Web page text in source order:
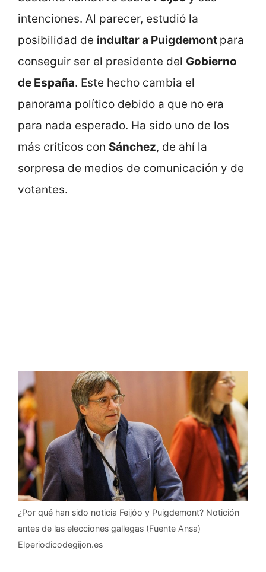
intenciones. Al parecer, estudió la
posibilidad de indultar a Puigdemont para
conseguir ser el presidente del Gobierno
de España. Este hecho cambia el
panorama político debido a que no era
para nada esperado. Ha sido uno de los
más críticos con Sánchez, de ahí la
sorpresa de medios de comunicación y de
votantes.
¿Por qué han sido noticia Feijóo y Puigdemont? Notición
antes de las elecciones gallegas (Fuente Ansa)
Elperiodicodegijon.es